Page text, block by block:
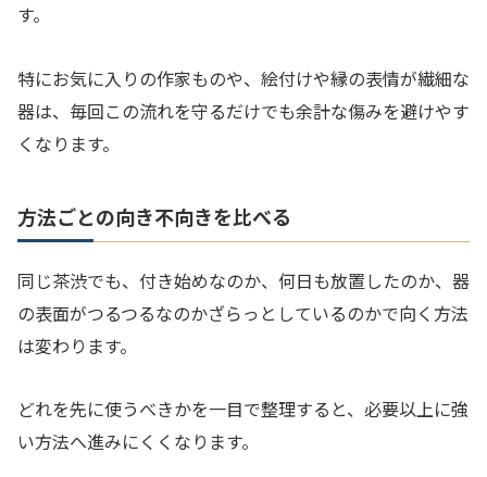
す。
特にお気に入りの作家ものや、絵付けや縁の表情が繊細な
器は、毎回この流れを守るだけでも余計な傷みを避けやす
くなります。
方法ごとの向き不向きを比べる
同じ茶渋でも、付き始めなのか、何日も放置したのか、器
の表面がつるつるなのかざらっとしているのかで向く方法
は変わります。
どれを先に使うべきかを一目で整理すると、必要以上に強
い方法へ進みにくくなります。